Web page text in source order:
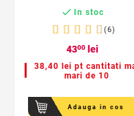
 In stoc
(6)
4300 lei
38,40 lei pt cantitati
mari de 10
Adauga in cos